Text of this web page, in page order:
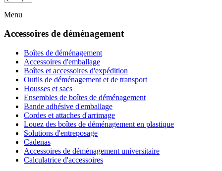
Menu
Accessoires de déménagement
Boîtes de déménagement
Accessoires d'emballage
Boîtes et accessoires d'expédition
Outils de déménagement et de transport
Housses et sacs
Ensembles de boîtes de déménagement
Bande adhésive d'emballage
Cordes et attaches d'arrimage
Louez des boîtes de déménagement en plastique
Solutions d'entreposage
Cadenas
Accessoires de déménagement universitaire
Calculatrice d'accessoires